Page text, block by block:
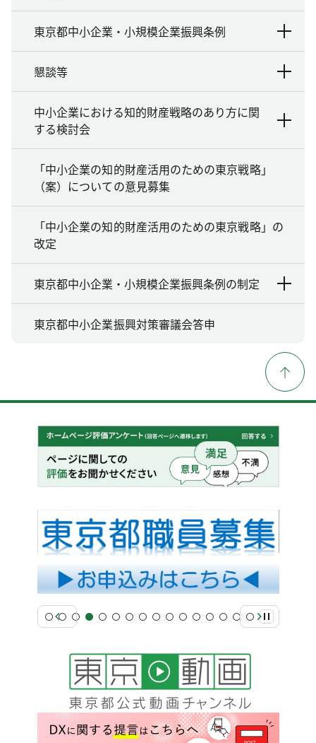
東京都中小企業・小規模企業振興条例
懇談等
中小企業における知的財産戦略のあり方に関
する検討会
「中小企業の知的財産活用のための東京戦略」
（案）についての意見募集
「中小企業の知的財産活用のための東京戦略」の
改定
東京都中小企業・小規模企業振興条例の制定
東京都中小企業振興対策審議会答申